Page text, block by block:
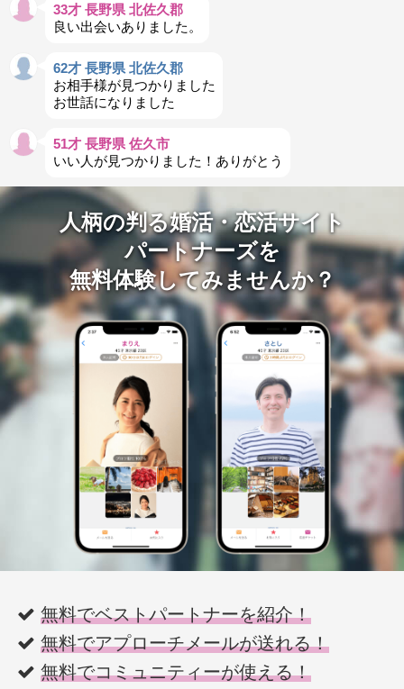
33才 長野県 北佐久郡
良い出会いありました。
62才 長野県 北佐久郡
お相手様が見つかりました
お世話になりました
51才 長野県 佐久市
いい人が見つかりました！ありがとう
人柄の判る婚活・恋活サイト
パートナーズを
無料体験してみませんか？
無料でベストパートナーを紹介！
無料でアプローチメールが送れる！
無料でコミュニティーが使える！